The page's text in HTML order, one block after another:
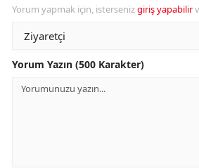
Yorum yapmak için, istersenizgiriş yapabilir
Yorum Yazın (500 Karakter)